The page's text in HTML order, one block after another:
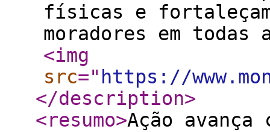
físicas e
moradores em
<img
src=" https://
</description>
<resumo>Ação